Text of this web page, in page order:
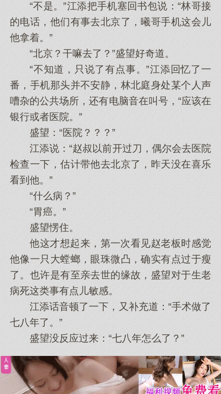
“不是。”江添把手机塞回书包说：“林哥接
的电话，他们有事去北京了，曦哥手机这会儿
他拿着。”
“北京？干嘛去了？”盛望好奇道。
“不知道，只说了有点事。”江添回忆了一
番，手机那头并不安静，林北庭身处某个人声
嘈杂的公共场所，还有电脑音在叫号，“应该在
银行或者医院。”
盛望：“医院？？？”
江添说：“赵叔以前开过刀，偶尔会去医院
检查一下，估计带他去北京了，昨天没在喜乐
看到他。”
“什么病？”
“胃癌。”
盛望愣住。
他这才想起来，第一次看见赵老板时感觉
他像一只大螳螂，眼珠微凸，确实有点过于瘦
了。也许是有至亲去世的缘故，盛望对于生老
病死这类事有点儿敏感。
江添话音顿了一下，又补充道：“手术做了
七八年了。”
盛望没反应过来：“七八年怎么了？”